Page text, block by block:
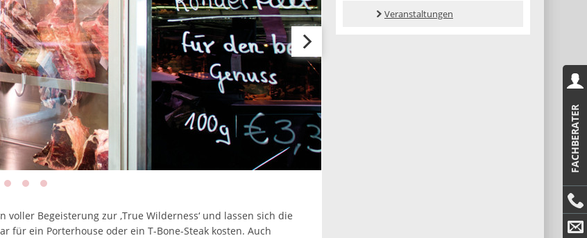
FACHBERATER
Begeisterung zur ‚True Wilderness‘ und lassen sich die
für ein Porterhouse oder ein T-Bone-Steak kosten. Auch
Veranstaltungen